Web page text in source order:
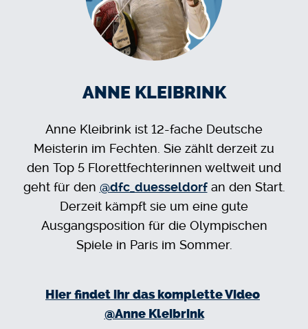
ANNE KLEIBRINK
Anne Kleibrink ist 12-fache Deutsche
Meisterin im Fechten. Sie zählt derzeit zu
den Top 5 Florettfechterinnen weltweit und
geht für den @dfc_duesseldorfan den Start.
Derzeit kämpft sie um eine gute
Ausgangsposition für die Olympischen
Spiele in Paris im Sommer.
Hier findet ihr das komplette Video
@Anne Kleibrink